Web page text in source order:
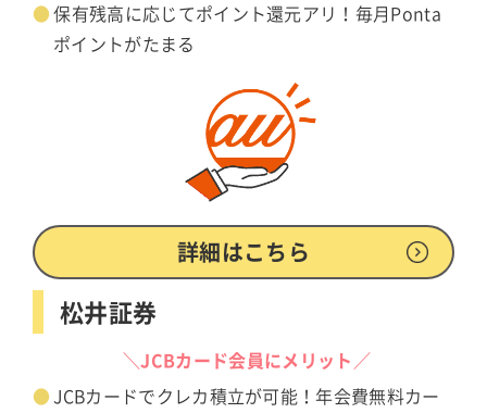
保有残高に応じてポイント還元アリ！毎月Ponta
ポイントがたまる
詳細はこちら
松井証券
＼JCBカード会員にメリット／
JCBカードでクレカ積立が可能！年会費無料カー